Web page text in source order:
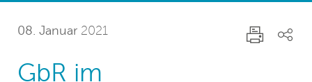
08. Januar 2021
GbR im